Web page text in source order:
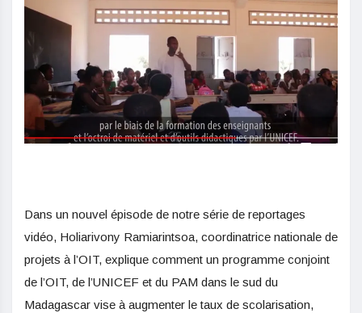
Dans un nouvel épisode de notre série de reportages
vidéo, Holiarivony Ramiarintsoa, coordinatrice nationale de
projets à l’OIT, explique comment un programme conjoint
de l’OIT, de l’UNICEF et du PAM dans le sud du
Madagascar vise à augmenter le taux de scolarisation,